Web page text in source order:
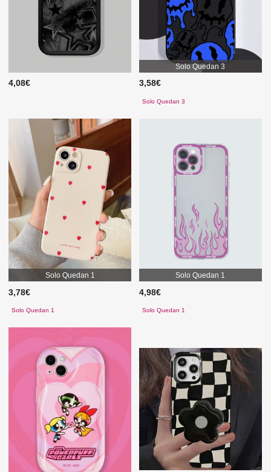
4,08€
Solo Quedan 3
3,58€
Solo Quedan 3
Solo Quedan 1
3,78€
Solo Quedan 1
Solo Quedan 1
4,98€
Solo Quedan 1